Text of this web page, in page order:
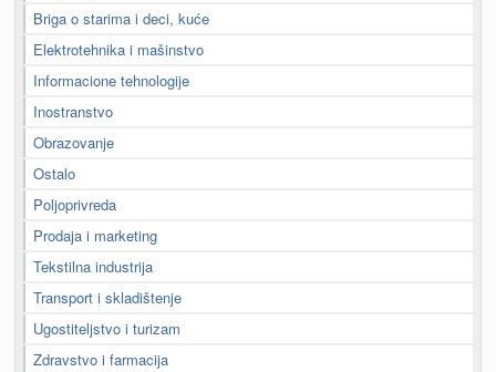
Briga o starima i deci, kuće
Elektrotehnika i mašinstvo
Informacione tehnologije
Inostranstvo
Obrazovanje
Ostalo
Poljoprivreda
Prodaja i marketing
Tekstilna industrija
Transport i skladištenje
Ugostiteljstvo i turizam
Zdravstvo i farmacija